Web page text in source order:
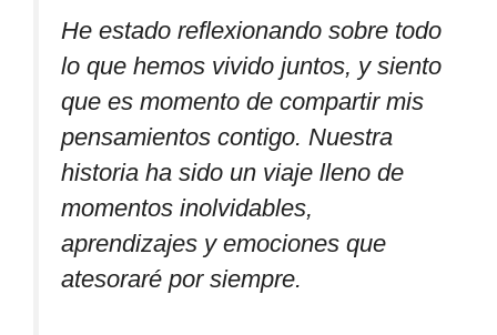
He estado reflexionando sobre todo
lo que hemos vivido juntos, y siento
que es momento de compartir mis
pensamientos contigo. Nuestra
historia ha sido un viaje lleno de
momentos inolvidables,
aprendizajes y emociones que
atesoraré por siempre.